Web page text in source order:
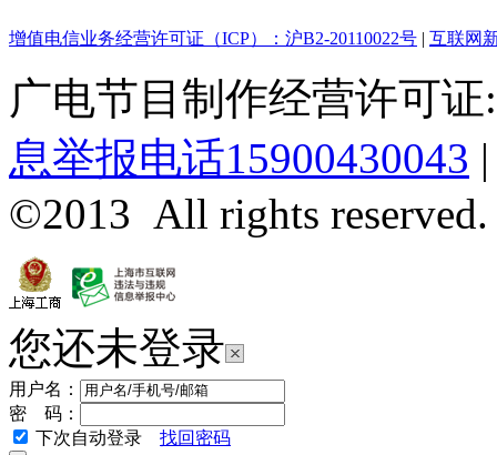
增值电信业务经营许可证（ICP）：沪B2-20110022号 互联网
广电节目制作经营许可
息举报电话15900430043
©2013 All rights reserved.
您还未登录
用户名：
密 码：
下次自动登录 找回密码